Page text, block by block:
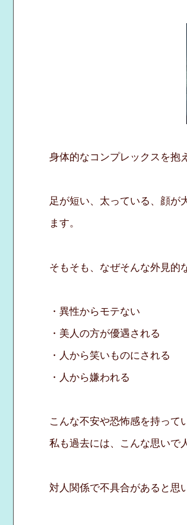
身体的なコンプレックスを抱
足が短い、太っている、顔が
ます。
そもそも、なぜそんな外見的
・異性からモテない
・美人の方が優遇される
・人から笑いものにされる
・人から嫌われる
こんな不安や恐怖感を持って
私も過去には、こんな思いで
対人関係で不具合があると思